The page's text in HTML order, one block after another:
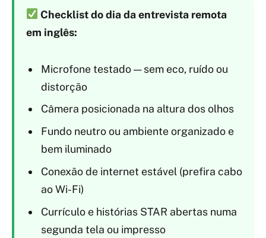
Checklist do dia da entrevista remota
em inglês:
Microfone testado — sem eco, ruído ou
distorção
Câmera posicionada na altura dos olhos
Fundo neutro ou ambiente organizado e
bem iluminado
Conexão de internet estável (prefira cabo
ao Wi-Fi)
Currículo e histórias STAR abertas numa
segunda tela ou impresso